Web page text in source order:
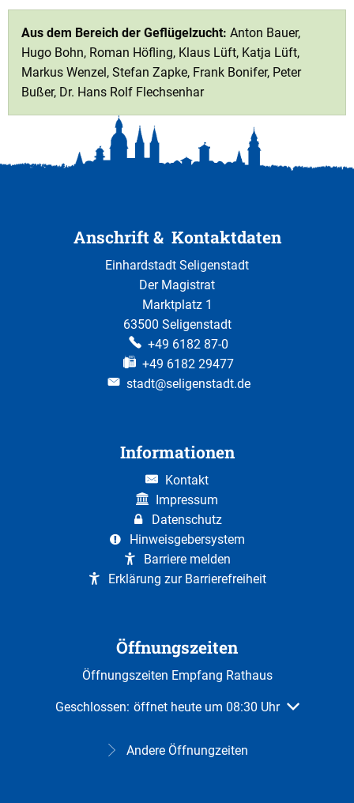
Aus dem Bereich der Geflügelzucht: Anton Bauer,
Hugo Bohn, Roman Höfling, Klaus Lüft, Katja Lüft,
Markus Wenzel, Stefan Zapke, Frank Bonifer, Peter
Bußer, Dr. Hans Rolf Flechsenhar
Anschrift & Kontaktdaten
Einhardstadt Seligenstadt
Der Magistrat
Marktplatz 1
63500 Seligenstadt
+49 6182 87-0
+49 6182 29477
stadt@seligenstadt.de
Informationen
Kontakt
Impressum
Datenschutz
Hinweisgebersystem
Barriere melden
Erklärung zur Barrierefreiheit
Öffnungszeiten
Öffnungszeiten Empfang Rathaus
Klicken, um weitere Öffnungs- oder Schließzeiten
Geschlossen: öffnet heute um 08:30 Uhr
Andere Öffnungzeiten